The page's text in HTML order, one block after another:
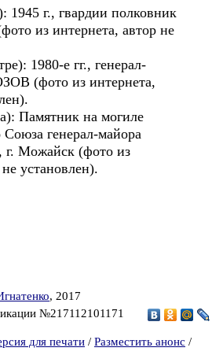
г., гвардии полковник
из интернета, автор не
1980-е гг., генерал-
(фото из интернета,
Памятник на могиле
Союза генерал-майора
Можайск (фото из
установлен).
, 2017
№217112101171
для печати / Разместить анонс /